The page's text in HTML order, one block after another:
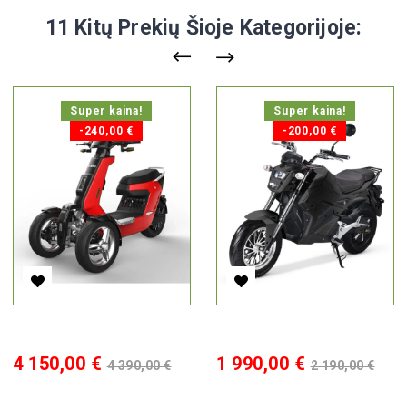
11 Kitų Prekių Šioje Kategorijoje:
Super kaina!
-240,00 €
Kaina
4 150,00 € Bazinė
kaina
4 390,00 €
Super kaina!
-200,00 €
Kaina
1 990,00 € Bazinė
kaina
2 190,00 €